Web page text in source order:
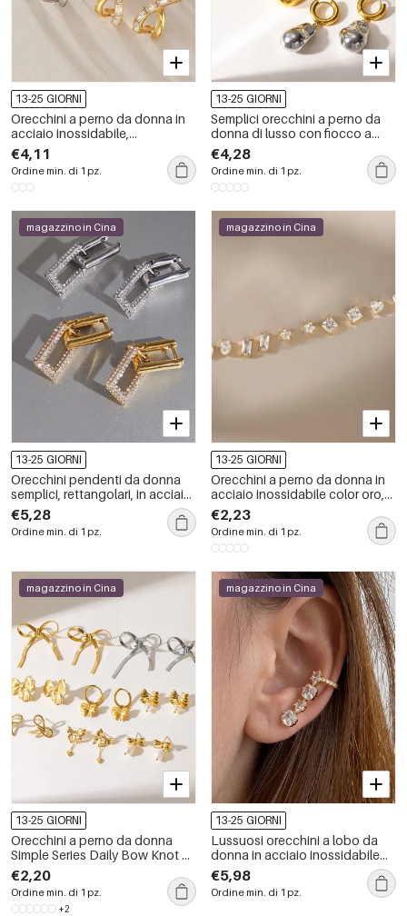
13-25 GIORNI
Orecchini a perno da donna in
acciaio inossidabile,
impermeabili, color oro, con
zirconi, dalla forma irregolare.
€4,11
Ordine min. di 1 pz.
13-25 GIORNI
Semplici orecchini a perno da
donna di lusso con fiocco a
goccia, in acciaio inossidabile
color oro impermeabile e
zirconi.
€4,28
Ordine min. di 1 pz.
magazzino in Cina
13-25 GIORNI
Orecchini pendenti da donna
semplici, rettangolari, in acciaio
inossidabile impermeabile color
oro con strass.
€5,28
Ordine min. di 1 pz.
magazzino in Cina
13-25 GIORNI
Orecchini a perno da donna in
acciaio inossidabile color oro,
impermeabili, dalla forma
geometrica semplice e con
zirconi.
€2,23
Ordine min. di 1 pz.
magazzino in Cina
13-25 GIORNI
Orecchini a perno da donna
Simple Series Daily Bow Knot a
forma geometrica in acciaio
inossidabile, impermeabili.
€2,20
Ordine min. di 1 pz.
+2
magazzino in Cina
13-25 GIORNI
Lussuosi orecchini a lobo da
donna in acciaio inossidabile
color oro con design a
triangolo patchwork semplice e
zirconi, impermeabili.
€5,98
Ordine min. di 1 pz.